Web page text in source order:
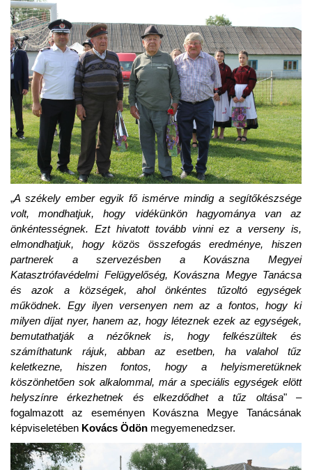
„A székely ember egyik fő ismérve mindig a segítőkészsége
volt, mondhatjuk, hogy vidékünkön hagyománya van az
önkéntességnek. Ezt hivatott tovább vinni ez a verseny is,
elmondhatjuk, hogy közös összefogás eredménye, hiszen
partnerek a szervezésben a Kovászna Megyei
Katasztrófavédelmi Felügyelőség, Kovászna Megye Tanácsa
és azok a községek, ahol önkéntes tűzoltó egységek
működnek. Egy ilyen versenyen nem az a fontos, hogy ki
milyen díjat nyer, hanem az, hogy léteznek ezek az egységek,
bemutathatják a nézőknek is, hogy felkészültek és
számíthatunk rájuk, abban az esetben, ha valahol tűz
keletkezne, hiszen fontos, hogy a helyismeretüknek
köszönhetően sok alkalommal, már a speciális egységek elött
helyszínre érkezhetnek és elkezdődhet a tűz oltása" –
fogalmazott az eseményen Kovászna Megye Tanácsának
képviseletében Kovács Ödön megyemenedzser.